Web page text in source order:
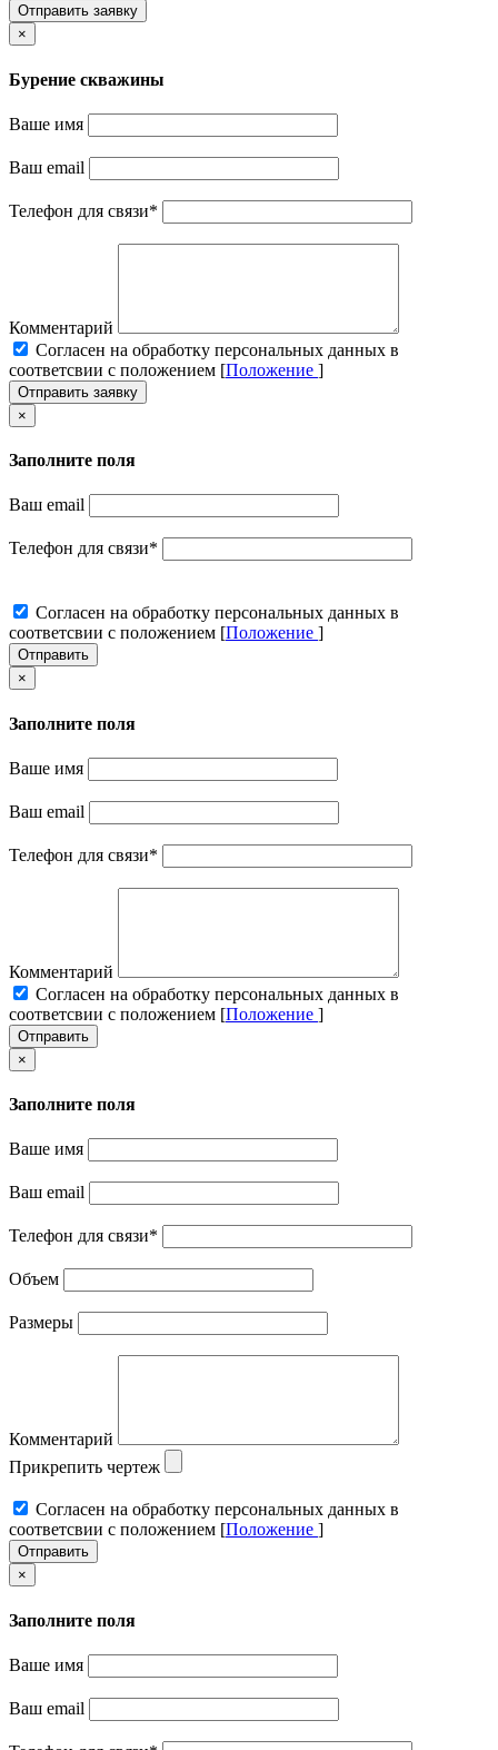
Отправить заявку
×
Бурение скважины
Ваше имя
Ваш email
Телефон для связи*
Комментарий
Cогласен на обработку персональных данных в
соответсвии с положением [Положение ]
Отправить заявку
×
Заполните поля
Ваш email
Телефон для связи*
Cогласен на обработку персональных данных в
соответсвии с положением [Положение ]
Отправить
×
Заполните поля
Ваше имя
Ваш email
Телефон для связи*
Комментарий
Cогласен на обработку персональных данных в
соответсвии с положением [Положение ]
Отправить
×
Заполните поля
Ваше имя
Ваш email
Телефон для связи*
Объем
Размеры
Комментарий
Прикрепить чертеж
Cогласен на обработку персональных данных в
соответсвии с положением [Положение ]
Отправить
×
Заполните поля
Ваше имя
Ваш email